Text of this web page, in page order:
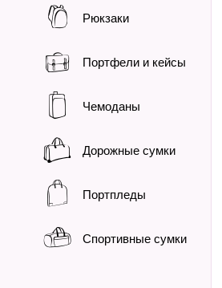
Рюкзаки
Портфели и кейсы
Чемоданы
Дорожные сумки
Портпледы
Спортивные сумки